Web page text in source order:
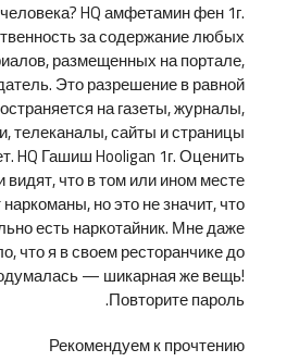
HQ амфетамин фен 1г.
за содержание любых
размещенных на портале,
Это разрешение в равной
на газеты, журналы,
телеканалы, сайты и страницы
HQ Гашиш Hooligan 1г. Оценить
что в том или ином месте
но это не значит, что
есть наркотайник. Мне даже
что я в своем ресторанчике до
— шикарная же вещь!
Повторите пароль.
Рекомендуем к прочтению